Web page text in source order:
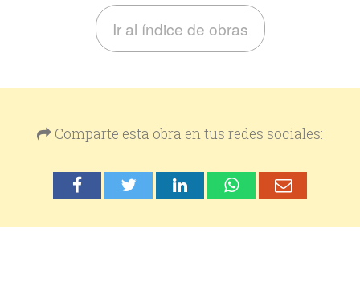
Ir al índice de obras
Comparte esta obra en tus redes sociales: